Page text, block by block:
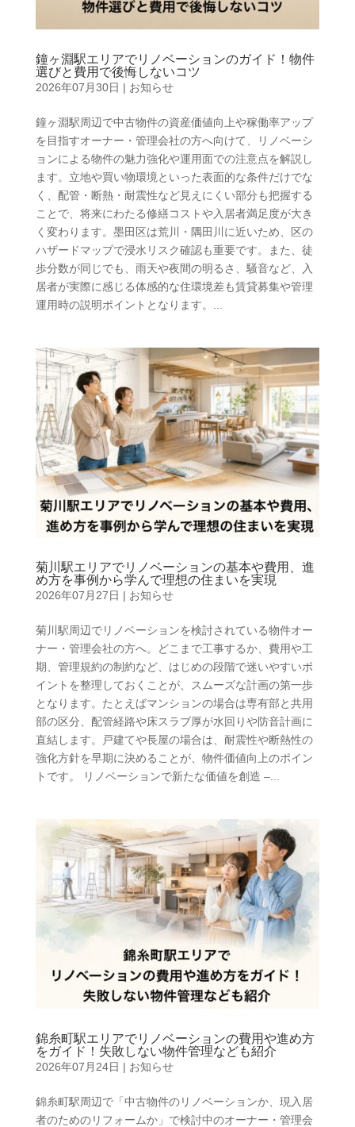
鐘ヶ淵駅エリアでリノベーションのガイド！物件
選びと費用で後悔しないコツ
2026年07月30日 | お知らせ
鐘ヶ淵駅周辺で中古物件の資産価値向上や稼働率アップ
を目指すオーナー・管理会社の方へ向けて、リノベーシ
ョンによる物件の魅力強化や運用面での注意点を解説し
ます。立地や買い物環境といった表面的な条件だけでな
く、配管・断熱・耐震性など見えにくい部分も把握する
ことで、将来にわたる修繕コストや入居者満足度が大き
く変わります。墨田区は荒川・隅田川に近いため、区の
ハザードマップで浸水リスク確認も重要です。また、徒
歩分数が同じでも、雨天や夜間の明るさ、騒音など、入
居者が実際に感じる体感的な住環境差も賃貸募集や管理
運用時の説明ポイントとなります。...
菊川駅エリアでリノベーションの基本や費用、進
め方を事例から学んで理想の住まいを実現
2026年07月27日 | お知らせ
菊川駅周辺でリノベーションを検討されている物件オー
ナー・管理会社の方へ。どこまで工事するか、費用や工
期、管理規約の制約など、はじめの段階で迷いやすいポ
イントを整理しておくことが、スムーズな計画の第一歩
となります。たとえばマンションの場合は専有部と共用
部の区分、配管経路や床スラブ厚が水回りや防音計画に
直結します。戸建てや長屋の場合は、耐震性や断熱性の
強化方針を早期に決めることが、物件価値向上のポイン
トです。 リノベーションで新たな価値を創造 –...
錦糸町駅エリアでリノベーションの費用や進め方
をガイド！失敗しない物件管理なども紹介
2026年07月24日 | お知らせ
錦糸町駅周辺で「中古物件のリノベーションか、現入居
者のためのリフォームか」で検討中のオーナー・管理会